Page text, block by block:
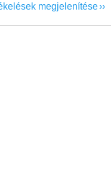
megjelenítése